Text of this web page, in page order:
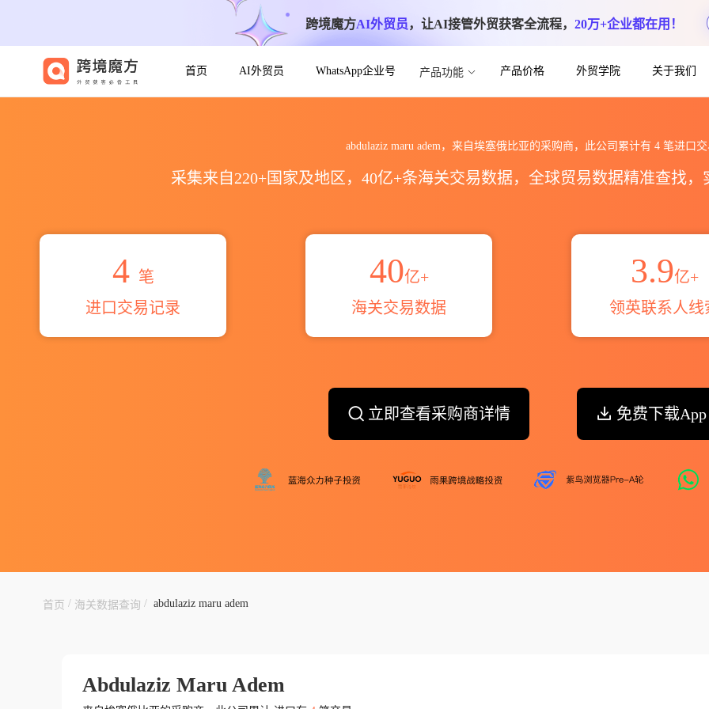
跨境魔方AI外贸员，让AI接管外贸获客全流程， 20万+企业都在用！
首页 AI外贸员 WhatsApp企业号 产品功能 产品价格 外贸学院 关于我们
abdulaziz maru adem，来自埃塞俄比亚的采购商，此公司累计有 4笔进口交
采集来自220+国家及地区，40亿+条海关交易数据，全球贸易数据精准查找
4 笔
进口交易记录
40亿+
海关交易数据
3.9亿+
领英联系人线
立即查看采购商详情 免费下载App
首页 / 海关数据查询 / abdulaziz maru adem
Abdulaziz Maru Adem